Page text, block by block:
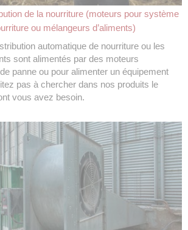
de la nourriture (moteurs pour système
ou mélangeurs d’aliments)
automatique de nourriture ou les
sont alimentés par des moteurs
panne ou pour alimenter un équipement
pas à chercher dans nos produits le
vous avez besoin.